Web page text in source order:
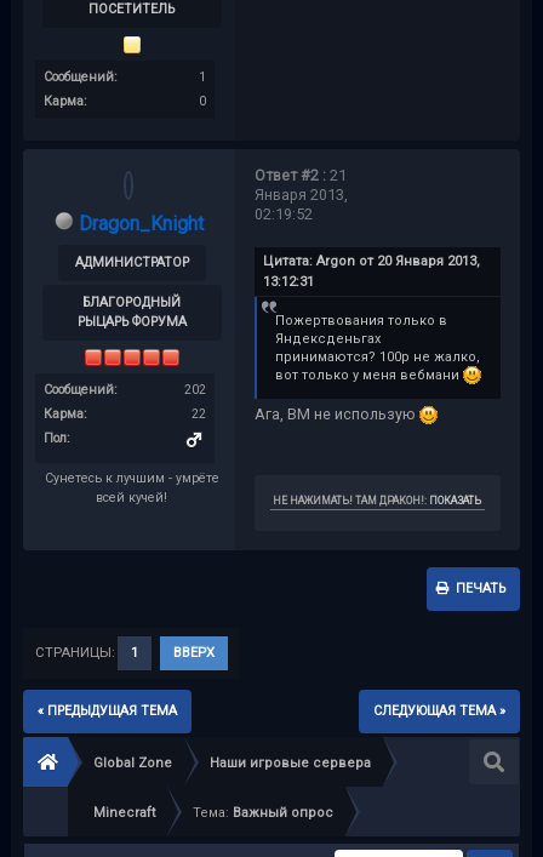
ПОСЕТИТЕЛЬ
Сообщений:
1
Карма:
0
Dragon_Knight
АДМИНИСТРАТОР
БЛАГОРОДНЫЙ
РЫЦАРЬ ФОРУМА
Сообщений:
202
Карма:
22
Пол:
Сунетесь к лучшим - умрёте
всей кучей!
Ответ #2 :21
Января 2013,
02:19:52
Цитата: Argon от 20 Января 2013,
13:12:31
Пожертвования только в
Яндексденьгах
принимаются? 100р не жалко,
вот только у меня вебмани
Ага, ВМ не использую
НЕ НАЖИМАТЬ! ТАМ ДРАКОН!: ПОКАЗАТЬ
ПЕЧАТЬ
СТРАНИЦЫ: 1 ВВЕРХ
« ПРЕДЫДУЩАЯ ТЕМА СЛЕДУЮЩАЯ ТЕМА »
Global Zone Наши игровые сервера
Minecraft Тема: Важный опрос